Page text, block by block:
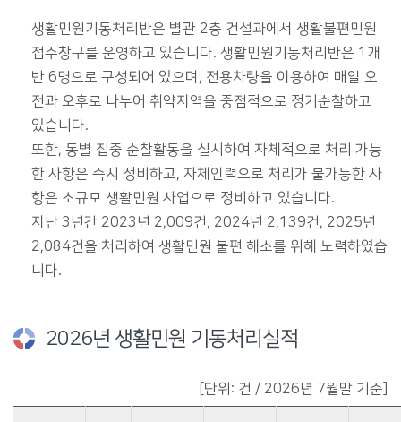
생활민원기동처리반은 별관 2층 건설과에서 생활불편민원
접수창구를 운영하고 있습니다. 생활민원기동처리반은 1개
반 6명으로 구성되어 있으며, 전용차량을 이용하여 매일 오
전과 오후로 나누어 취약지역을 중점적으로 정기순찰하고
있습니다.
또한, 동별 집중 순찰활동을 실시하여 자체적으로 처리 가능
한 사항은 즉시 정비하고, 자체인력으로 처리가 불가능한 사
항은 소규모 생활민원 사업으로 정비하고 있습니다.
지난 3년간 2023년 2,009건, 2024년 2,139건, 2025년
2,084건을 처리하여 생활민원 불편 해소를 위해 노력하였습
니다.
2026년 생활민원 기동처리실적
[단위: 건 / 2026년 7월말 기준]